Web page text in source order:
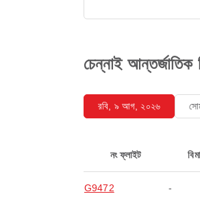
চেন্নাই
রবি, ৯ আগ, ২০২৬
নং ফ্লাইট
G9472 -